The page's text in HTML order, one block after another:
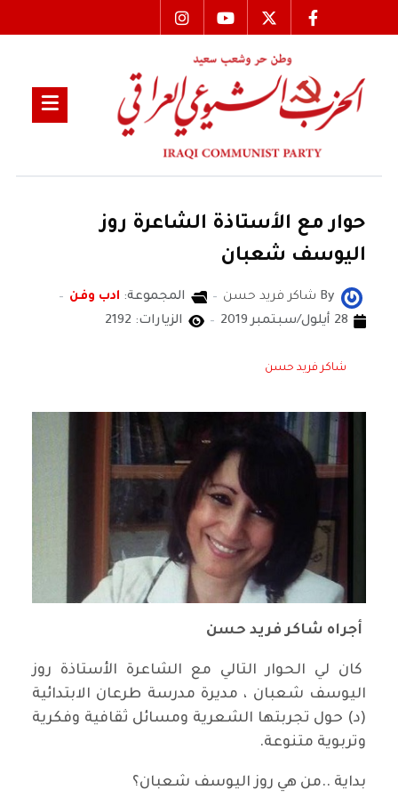
حوار مع الأستاذة الشاعرة روز
اليوسف شعبان
By شاكر فريد حسن المجموعة: ادب وفن
28 أيلول/سبتمبر 2019
الزيارات: 2192
شاكر فريد حسن
أجراه شاكر فريد حسن
كان لي الحوار التالي مع الشاعرة الأستاذة روز
اليوسف شعبان ، مديرة مدرسة طرعان الابتدائية
(د) حول تجربتها الشعرية ومسائل ثقافية وفكرية
وتربوية متنوعة.
بداية ..من هي روز اليوسف شعبان؟